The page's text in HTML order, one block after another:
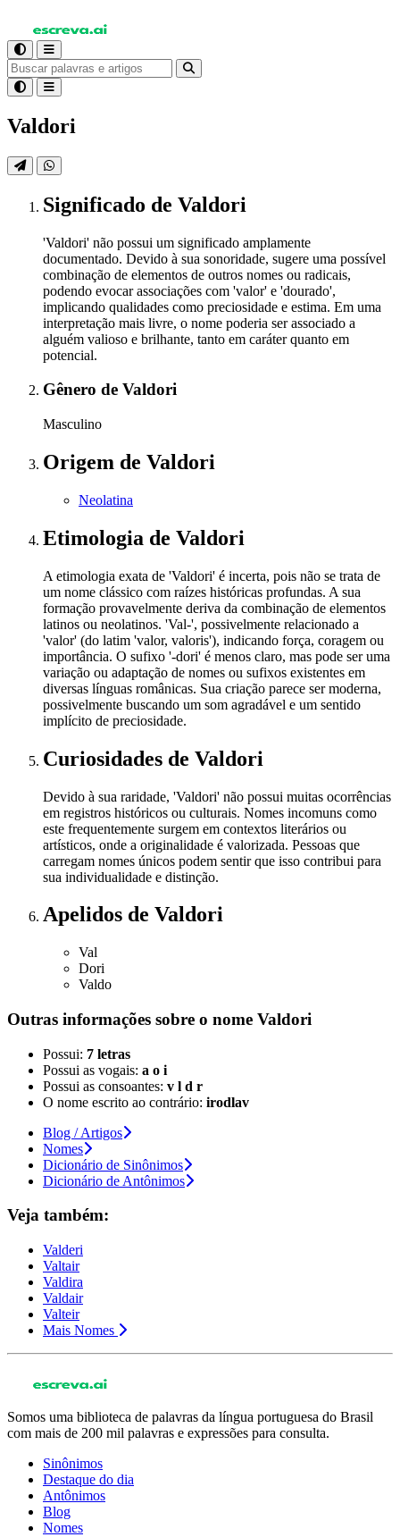
Valdori
Significado de Valdori
'Valdori' não possui um significado amplamente
documentado. Devido à sua sonoridade, sugere uma possível
combinação de elementos de outros nomes ou radicais,
podendo evocar associações com 'valor' e 'dourado',
implicando qualidades como preciosidade e estima. Em uma
interpretação mais livre, o nome poderia ser associado a
alguém valioso e brilhante, tanto em caráter quanto em
potencial.
Gênero de Valdori
Masculino
Origem de Valdori
Neolatina
Etimologia de Valdori
A etimologia exata de 'Valdori' é incerta, pois não se trata de
um nome clássico com raízes históricas profundas. A sua
formação provavelmente deriva da combinação de elementos
latinos ou neolatinos. 'Val-', possivelmente relacionado a
'valor' (do latim 'valor, valoris'), indicando força, coragem ou
importância. O sufixo '-dori' é menos claro, mas pode ser uma
variação ou adaptação de nomes ou sufixos existentes em
diversas línguas românicas. Sua criação parece ser moderna,
possivelmente buscando um som agradável e um sentido
implícito de preciosidade.
Curiosidades de Valdori
Devido à sua raridade, 'Valdori' não possui muitas ocorrências
em registros históricos ou culturais. Nomes incomuns como
este frequentemente surgem em contextos literários ou
artísticos, onde a originalidade é valorizada. Pessoas que
carregam nomes únicos podem sentir que isso contribui para
sua individualidade e distinção.
Apelidos de Valdori
Val
Dori
Valdo
Outras informações sobre o nome Valdori
Possui: 7 letras
Possui as vogais: a o i
Possui as consoantes: v l d r
O nome escrito ao contrário: irodlav
Blog / Artigos
Nomes
Dicionário de Sinônimos
Dicionário de Antônimos
Veja também:
Valderi
Valtair
Valdira
Valdair
Valteir
Mais Nomes
Somos uma biblioteca de palavras da língua portuguesa do Brasil
com mais de 200 mil palavras e expressões para consulta.
Sinônimos
Destaque do dia
Antônimos
Blog
Nomes